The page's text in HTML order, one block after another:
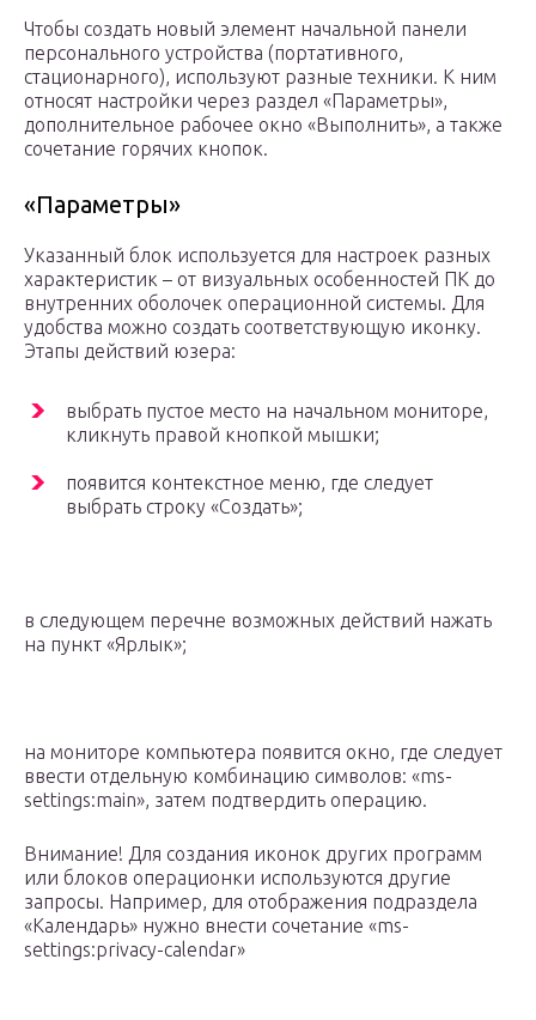
Чтобы создать новый элемент начальной панели
персонального устройства (портативного,
стационарного), используют разные техники. К ним
относят настройки через раздел «Параметры»,
дополнительное рабочее окно «Выполнить», а также
сочетание горячих кнопок.
«Параметры»
Указанный блок используется для настроек разных
характеристик – от визуальных особенностей ПК до
внутренних оболочек операционной системы. Для
удобства можно создать соответствующую иконку.
Этапы действий юзера:
выбрать пустое место на начальном мониторе,
кликнуть правой кнопкой мышки;
появится контекстное меню, где следует
выбрать строку «Создать»;
в следующем перечне возможных действий нажать
на пункт «Ярлык»;
на мониторе компьютера появится окно, где следует
ввести отдельную комбинацию символов: «ms-
settings:main», затем подтвердить операцию.
Внимание! Для создания иконок других программ
или блоков операционки используются другие
запросы. Например, для отображения подраздела
«Календарь» нужно внести сочетание «ms-
settings:privacy-calendar»